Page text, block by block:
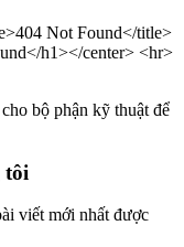
Not Found</title>
h1></center> <hr>
bộ phận kỹ thuật để
tôi
viết mới nhất được